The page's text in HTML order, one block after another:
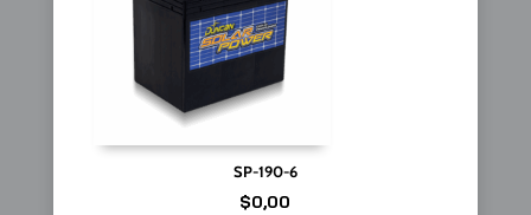
SP-190-6
$0,00